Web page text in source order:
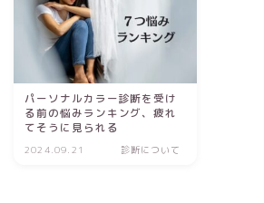
パーソナルカラー診断を受け
る前の悩みランキング、疲れ
てそうに見られる
2024.09.21 診断について